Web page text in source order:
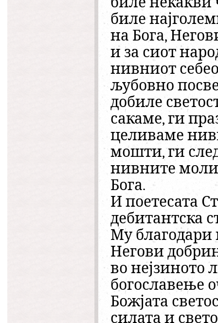
биле
на Бога,
и за сиот
нивниот
љубовно
добиле
сакаме, ги
целиваме
мошти, ги
нивните
Бога.
И поетесата
дебитантска
Му благодари
Негови
во нејзиното
богославење
Божјата
силата и